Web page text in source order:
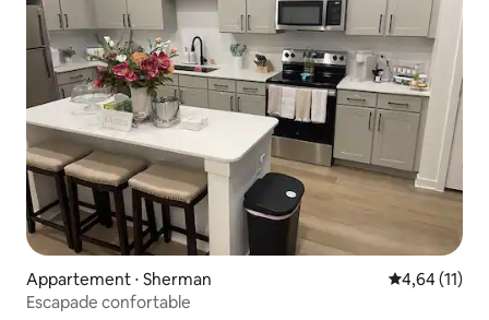
Appartement ⋅ Sherman Évaluation
4,64 (11)
Escapade confortable